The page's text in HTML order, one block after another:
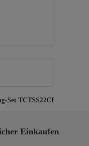
Set TCTSS22CF0012
Einkaufen